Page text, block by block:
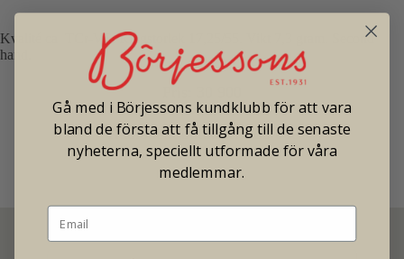
Kvalité ca TCr-VS. Ringstorlek 17,25/55. Vikt 7,3 gram. Second
hand.
Tradionellt butikspris: 55 000
Gå med i Börjessons kundklubb för att vara
bland de första att få tillgång till de senaste
nyheterna, speciellt utformade för våra
medlemmar.